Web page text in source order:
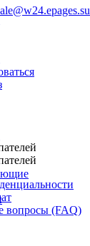
вопросы (FAQ)